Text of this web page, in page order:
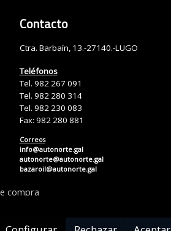
Contacto
Ctra. Barbaín, 13.-27140.-LUGO
Teléfonos
Tel. 982 267 091
Tel. 982 280 314
Tel. 982 230 083
Fax: 982 280 881
Correos
info@autonorte.gal
autonorte@autonorte.gal
bazaroil@autonorte.gal
compra